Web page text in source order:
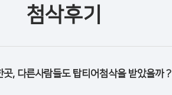
첨삭후기
곳, 다른사람들도 탑티어첨삭을 받았을까 ?